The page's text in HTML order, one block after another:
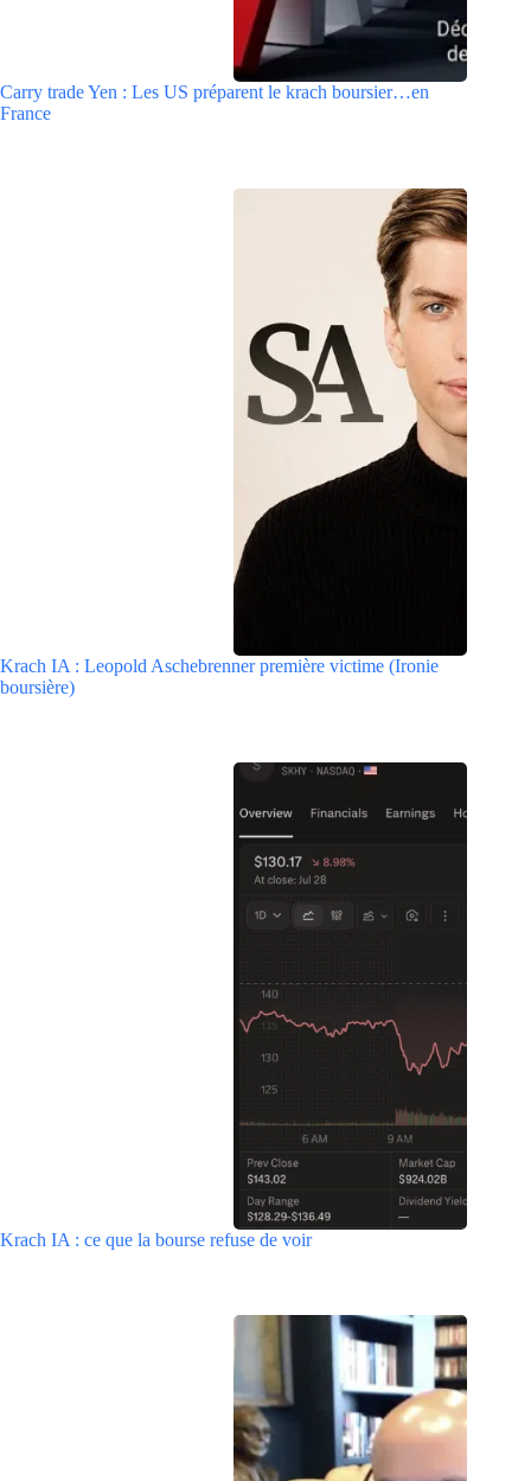
Carry trade Yen : Les US préparent le krach boursier…en
France
Krach IA : Leopold Aschebrenner première victime (Ironie
boursière)
Krach IA : ce que la bourse refuse de voir